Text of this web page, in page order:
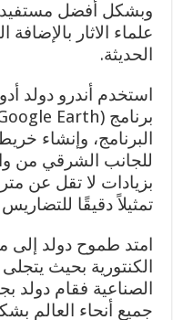
وبشكل أفضل
علماء الاثار
الحديثة.
استخدم أندرو دولد
البرنامج، وإنشاء
للجانب الشرقي من
تمثيلاً دقيقًا
امتد طموح دولد
الكنتورية بحيث
الصناعية فقام دولد
جميع أنحاء العالم